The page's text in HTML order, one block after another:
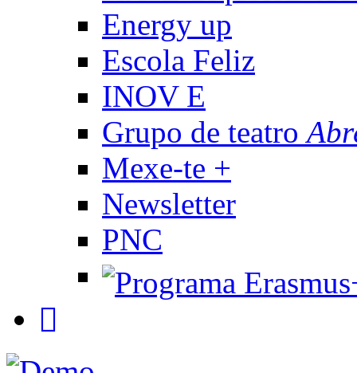
Energy up
Escola Feliz
INOV E
Grupo de teatro
Mexe-te +
Newsletter
PNC